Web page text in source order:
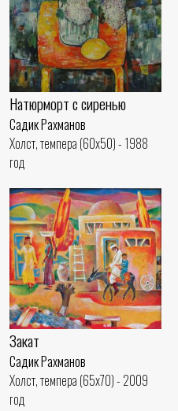
Натюрморт с сиренью
Садик Рахманов
Холст, темпера (60x50) - 1988
год
Закат
Садик Рахманов
Холст, темпера (65x70) - 2009
год